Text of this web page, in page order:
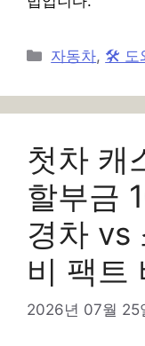
카
고
리
자동차, 🛠️ 도
첫차 캐
할부금
경차 vs
비 팩트
2026년 07월 25